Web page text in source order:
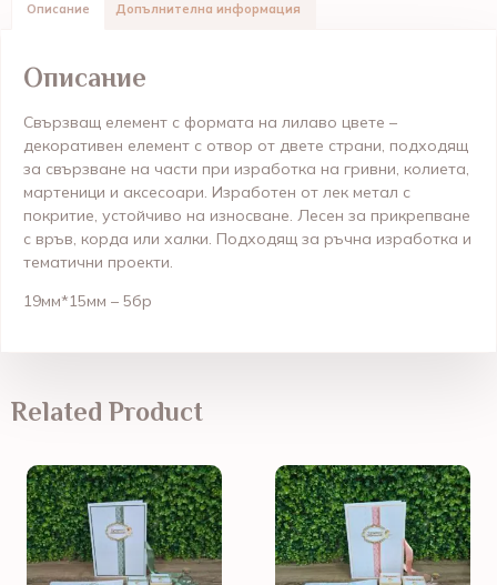
Описание Допълнителна информация
Описание
Свързващ елемент с формата на лилаво цвете –
декоративен елемент с отвор от двете страни, подходящ
за свързване на части при изработка на гривни, колиета,
мартеници и аксесоари. Изработен от лек метал с
покритие, устойчиво на износване. Лесен за прикрепване
с връв, корда или халки. Подходящ за ръчна изработка и
тематични проекти.
19мм*15мм – 5бр
Related Product